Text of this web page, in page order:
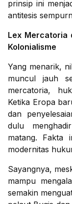
prinsip ini
antitesis
Lex Mercatoria
Kolonialisme
Yang menarik,
muncul jauh
mercatoria,
Ketika Eropa
dan
dulu
matang. Fakta
modernitas
Sayangnya,
mampu
semakin